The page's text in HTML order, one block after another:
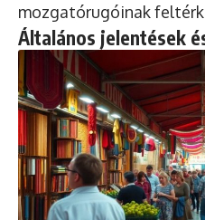
mozgatórugóinak
Általános jelentések